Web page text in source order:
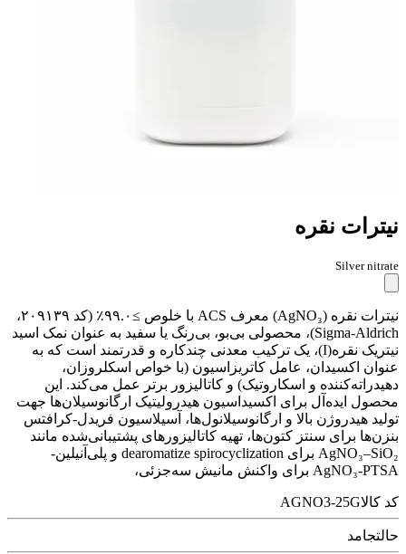
نیترات نقره
Silver nitrate
نیترات نقره (AgNO₃) معرف ACS با خلوص ≥۹۹.۰٪ (کد ۲۰۹۱۳۹،
Sigma-Aldrich)، محصولی بی‌بو، بی‌رنگ یا سفید به عنوان نمک اسید
نیتریک نقره(I)، یک ترکیب معدنی چندکاره و قدرتمند است که به
عنوان اکسیدان، عامل کاتریزاسیون (با خواص اسکلروزان،
دهیدراته‌کننده و اسکاروتیک) و کاتالیزور برتر عمل می‌کند. این
محصول ایده‌آل برای اکسیداسیون هیدرولیتیک ارگانوسیلان‌ها جهت
تولید هیدروژن بالا و ارگانوسیلانول‌ها، آسیلاسیون فریدل-کرافتس
بنزن‌ها برای سنتز کتون‌ها، تهیه کاتالیزورهای پشتیبانی‌شده مانند
AgNO₃–SiO₂ برای dearomatize spirocyclization و پلی‌آنیلین-
AgNO₃-PTSA برای واکنش مانیش سه‌جزئی،
کد کالاAGNO3-25G
حالتجامد